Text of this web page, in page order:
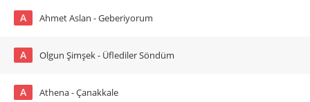
A Ahmet Aslan - Geberiyorum
A Olgun Şimşek - Üflediler Söndüm
A Athena - Çanakkale